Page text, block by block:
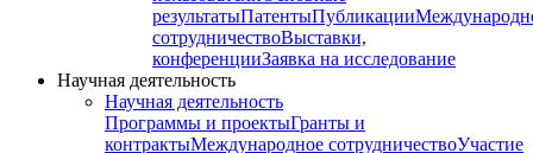
результатыПатентыПубликации
сотрудничествоВыставки,
конференцииЗаявка на исследование
Научная деятельность
Научная деятельность
Программы и проектыГранты и
контрактыМеждународное сотрудничествоУчастие